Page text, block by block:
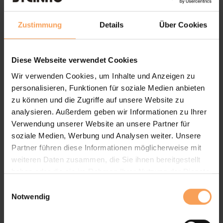
Zustimmung Details Über Cookies
Diese Webseite verwendet Cookies
Wir verwenden Cookies, um Inhalte und Anzeigen zu
personalisieren, Funktionen für soziale Medien anbieten
zu können und die Zugriffe auf unsere Website zu
analysieren. Außerdem geben wir Informationen zu Ihrer
Verwendung unserer Website an unsere Partner für
soziale Medien, Werbung und Analysen weiter. Unsere
Partner führen diese Informationen möglicherweise mit
weiteren Daten zusammen, die Sie ihnen bereitgestellt
haben oder die sie im Rahmen Ihrer Nutzung der Dienste
Notwendig